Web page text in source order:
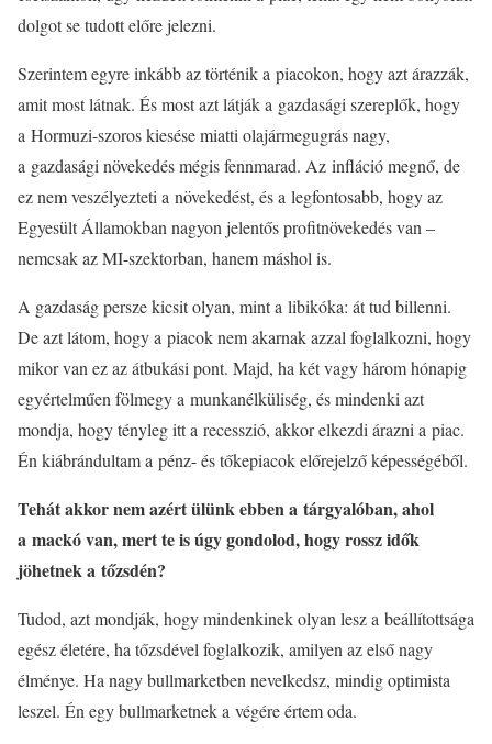
dolgot se tudott előre jelezni.
Szerintem egyre inkább az történik a piacokon, hogy azt árazzák,
amit most látnak. És most azt látják a gazdasági szereplők, hogy
a Hormuzi-szoros kiesése miatti olajármegugrás nagy,
a gazdasági növekedés mégis fennmarad. Az infláció megnő, de
ez nem veszélyezteti a növekedést, és a legfontosabb, hogy az
Egyesült Államokban nagyon jelentős profitnövekedés van –
nemcsak az MI-szektorban, hanem máshol is.
A gazdaság persze kicsit olyan, mint a libikóka: át tud billenni.
De azt látom, hogy a piacok nem akarnak azzal foglalkozni, hogy
mikor van ez az átbukási pont. Majd, ha két vagy három hónapig
egyértelműen fölmegy a munkanélküliség, és mindenki azt
mondja, hogy tényleg itt a recesszió, akkor elkezdi árazni a piac.
Én kiábrándultam a pénz- és tőkepiacok előrejelző képességéből.
Tehát akkor nem azért ülünk ebben a tárgyalóban, ahol
a mackó van, mert te is úgy gondolod, hogy rossz idők
jöhetnek a tőzsdén?
Tudod, azt mondják, hogy mindenkinek olyan lesz a beállítottsága
egész életére, ha tőzsdével foglalkozik, amilyen az első nagy
élménye. Ha nagy bullmarketben nevelkedsz, mindig optimista
leszel. Én egy bullmarketnek a végére értem oda.